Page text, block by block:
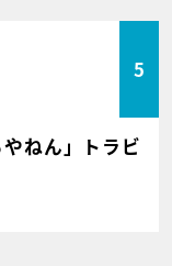
5
ねん」トラビ